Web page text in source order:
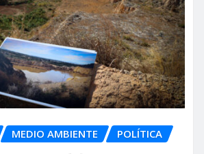
MEDIO AMBIENTE POLÍTICA